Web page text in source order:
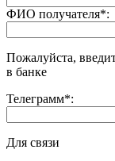
ФИО получателя*:
Пожалуйста,
в банке
Телеграмм*:
Для связи